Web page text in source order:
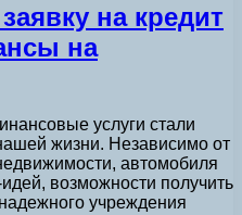
на кредит
на
услуги стали
жизни. Независимо от
автомобиля
возможности получить
учреждения